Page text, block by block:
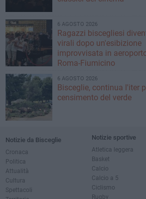
6 AGOSTO 2026
Ragazzi biscegliesi
virali dopo un'esibizione
improvvisata in
Roma-Fiumicino
6 AGOSTO 2026
Bisceglie, continua l'iter
censimento del verde
Notizie da Bisceglie
Cronaca
Politica
Attualità
Cultura
Spettacoli
Notizie sportive
Atletica leggera
Basket
Calcio
Calcio a 5
Ciclismo
Rugby